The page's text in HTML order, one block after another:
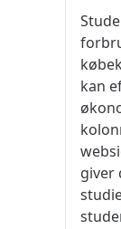
Gå
vælg
af ​​de
kan
giver